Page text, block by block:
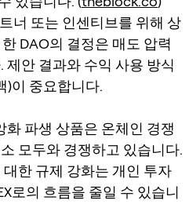
너 또는 인센티브를 위해 상
DAO의 결정은 매도 압력
제안 결과와 수익 사용 방식
)이 중요합니다.
화 파생 상품은 온체인 경쟁
모두와 경쟁하고 있습니다.
한 규제 강화는 개인 투자
로의 흐름을 줄일 수 있습니